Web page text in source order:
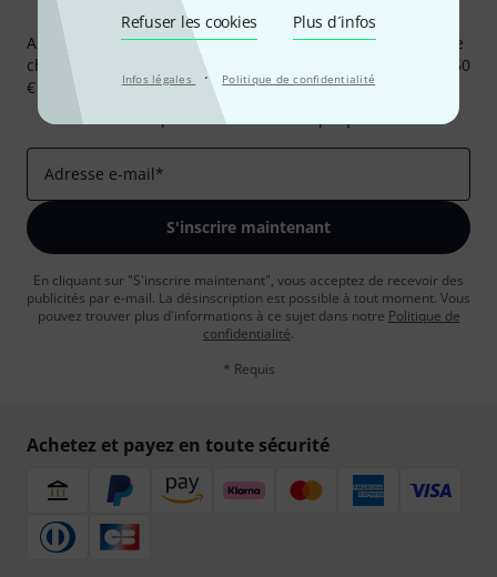
Refuser les cookies Plus d´infos
Infos légales · Politique de confidentialité
Newsletters Thomann
Abonnez-vous à la newsletter Thomann et, avec un peu de
chance, gagnez l'un des 50 bons d'achat d'une valeur de 50
€ chacun!
Aperçus Thomann
Adresse e-mail*
S'inscrire maintenant
En cliquant sur "S'inscrire maintenant", vous acceptez de recevoir des
publicités par e-mail. La désinscription est possible à tout moment. Vous
pouvez trouver plus d'informations à ce sujet dans notre Politique de
confidentialité.
* Requis
Achetez et payez en toute sécurité